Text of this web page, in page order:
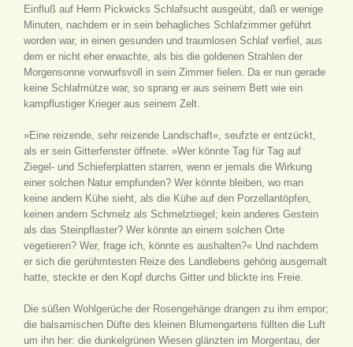
Einfluß auf Herrn Pickwicks Schlafsucht ausgeübt, daß er wenige
Minuten, nachdem er in sein behagliches Schlafzimmer geführt
worden war, in einen gesunden und traumlosen Schlaf verfiel, aus
dem er nicht eher erwachte, als bis die goldenen Strahlen der
Morgensonne vorwurfsvoll in sein Zimmer fielen. Da er nun gerade
keine Schlafmütze war, so sprang er aus seinem Bett wie ein
kampflustiger Krieger aus seinem Zelt.
»Eine reizende, sehr reizende Landschaft«, seufzte er entzückt,
als er sein Gitterfenster öffnete. »Wer könnte Tag für Tag auf
Ziegel- und Schieferplatten starren, wenn er jemals die Wirkung
einer solchen Natur empfunden? Wer könnte bleiben, wo man
keine andern Kühe sieht, als die Kühe auf den Porzellantöpfen,
keinen andern Schmelz als Schmelztiegel; kein anderes Gestein
als das Steinpflaster? Wer könnte an einem solchen Orte
vegetieren? Wer, frage ich, könnte es aushalten?« Und nachdem
er sich die gerühmtesten Reize des Landlebens gehörig ausgemalt
hatte, steckte er den Kopf durchs Gitter und blickte ins Freie.
Die süßen Wohlgerüche der Rosengehänge drangen zu ihm empor;
die balsamischen Düfte des kleinen Blumengartens füllten die Luft
um ihn her: die dunkelgrünen Wiesen glänzten im Morgentau, der